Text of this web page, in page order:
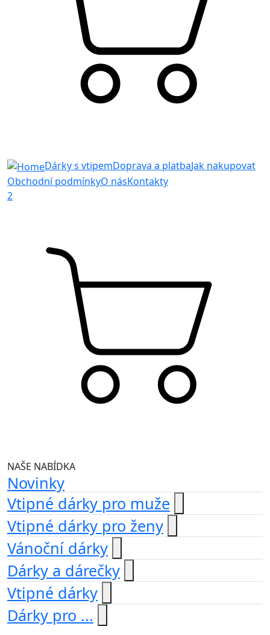
Dárky s vtipemDoprava a platbaJak nakupovat
Obchodní podmínkyO násKontakty
2
NAŠE NABÍDKA
Novinky
Vtipné dárky pro muže
Vtipné dárky pro ženy
Vánoční dárky
Dárky a dárečky
Vtipné dárky
Dárky pro ...